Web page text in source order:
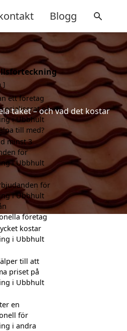
Blogg
taket – och vad det kostar
ett företag
på
i Ubbhult
till med?
minst 3
för
i Ubbhult
för
i Ubbhult
företag
kostar
i Ubbhult
till att
priset på
i Ubbhult
en
för
i andra